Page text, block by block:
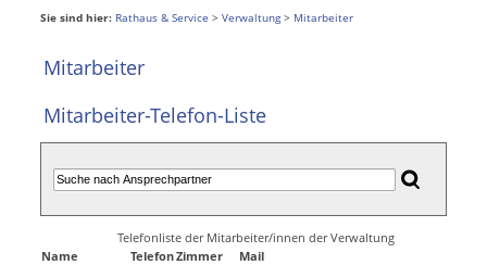
Sie sind hier: Rathaus & Service > Verwaltung> Mitarbeiter
Mitarbeiter
Mitarbeiter-Telefon-Liste
Telefonliste der Mitarbeiter/innen der Verwaltung
Name
TelefonZimmer
Mail